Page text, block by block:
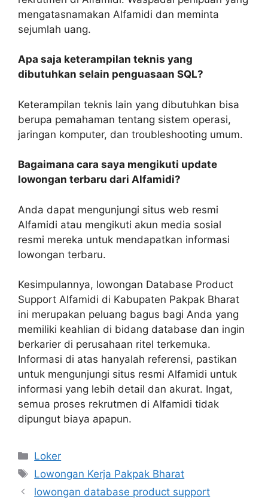
mengatasnamakan Alfamidi dan meminta
sejumlah uang.
Apa saja keterampilan teknis yang
dibutuhkan selain penguasaan SQL?
Keterampilan teknis lain yang dibutuhkan bisa
berupa pemahaman tentang sistem operasi,
jaringan komputer, dan troubleshooting umum.
Bagaimana cara saya mengikuti update
lowongan terbaru dari Alfamidi?
Anda dapat mengunjungi situs web resmi
Alfamidi atau mengikuti akun media sosial
resmi mereka untuk mendapatkan informasi
lowongan terbaru.
Kesimpulannya, lowongan Database Product
Support Alfamidi di Kabupaten Pakpak Bharat
ini merupakan peluang bagus bagi Anda yang
memiliki keahlian di bidang database dan ingin
berkarier di perusahaan ritel terkemuka.
Informasi di atas hanyalah referensi, pastikan
untuk mengunjungi situs resmi Alfamidi untuk
informasi yang lebih detail dan akurat. Ingat,
semua proses rekrutmen di Alfamidi tidak
dipungut biaya apapun.
Kategori
Loker
Tag
Lowongan Kerja Pakpak Bharat
lowongan database product support